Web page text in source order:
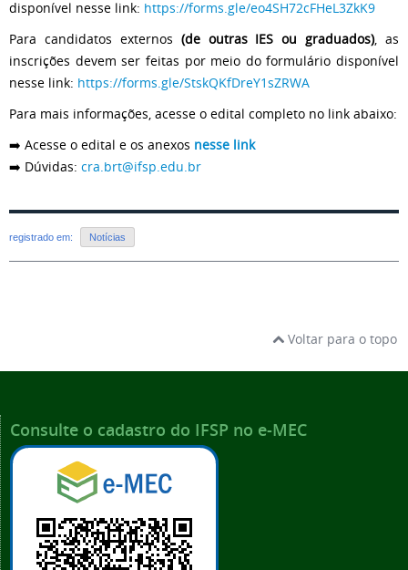
disponível nesse link: https://forms.gle/eo4SH72cFHeL3ZkK9
Para candidatos externos (de outras IES ou graduados), as
inscrições devem ser feitas por meio do formulário disponível
nesse link: https://forms.gle/StskQKfDreY1sZRWA
Para mais informações, acesse o edital completo no link abaixo:
➡️ Acesse o edital e os anexos nesse link
➡️ Dúvidas: cra.brt@ifsp.edu.br
registrado em: Notícias
Voltar para o topo
Consulte o cadastro do IFSP no e-MEC